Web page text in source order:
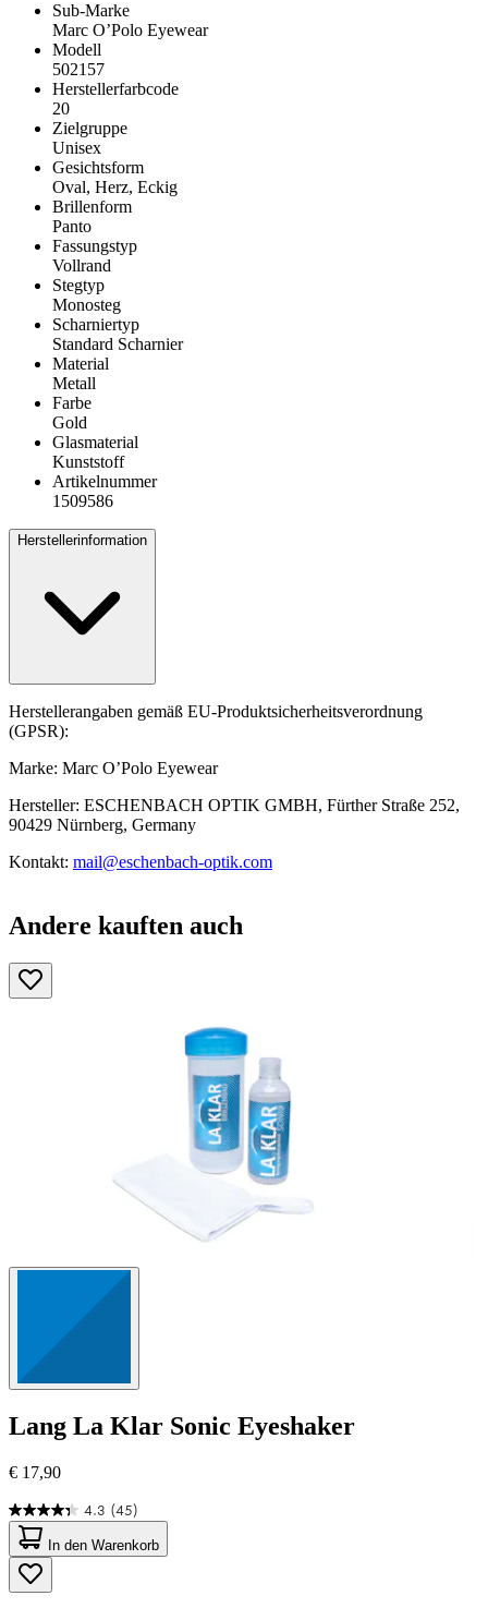
Sub-Marke
Marc O’Polo Eyewear
Modell
502157
Herstellerfarbcode
20
Zielgruppe
Unisex
Gesichtsform
Oval, Herz, Eckig
Brillenform
Panto
Fassungstyp
Vollrand
Stegtyp
Monosteg
Scharniertyp
Standard Scharnier
Material
Metall
Farbe
Gold
Glasmaterial
Kunststoff
Artikelnummer
1509586
Herstellerinformation
Herstellerangaben gemäß EU-Produktsicherheitsverordnung
(GPSR):
Marke: Marc O’Polo Eyewear
Hersteller: ESCHENBACH OPTIK GMBH, Fürther Straße 252,
90429 Nürnberg, Germany
Kontakt: mail@eschenbach-optik.com
Andere kauften auch
Lang La Klar Sonic Eyeshaker
€ 17,90
4.3 (45)
4.3
von
5
Sternen.
45
In den Warenkorb